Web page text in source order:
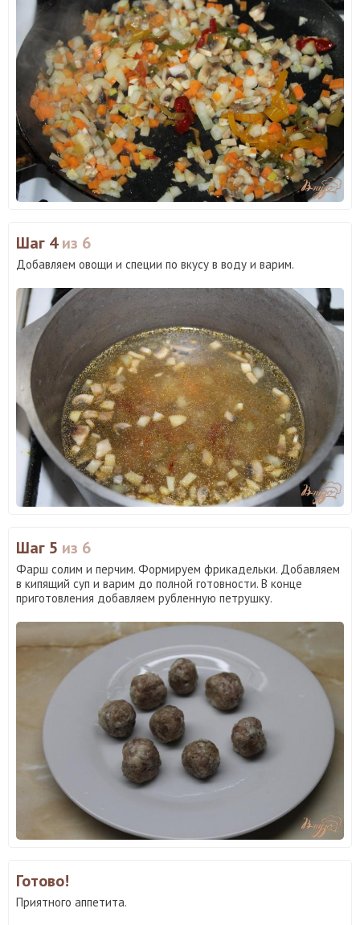
Шаг 4из 6
Добавляем овощи и специи по вкусу в воду и варим.
Шаг 5 из 6
Фарш солим и перчим. Формируем фрикадельки. Добавляем
в кипящий суп и варим до полной готовности. В конце
приготовления добавляем рубленную петрушку.
Готово!
Приятного аппетита.